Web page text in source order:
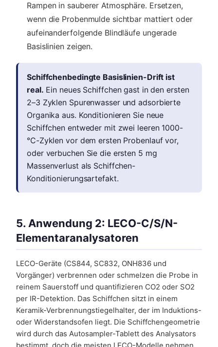
Rampen in sauberer Atmosphäre. Ersetzen,
wenn die Probenmulde sichtbar mattiert oder
aufeinanderfolgende Blindläufe ungerade
Basislinien zeigen.
Schiffchenbedingte Basislinien-Drift ist
real. Ein neues Schiffchen gast in den ersten
2–3 Zyklen Spurenwasser und adsorbierte
Organika aus. Konditionieren Sie neue
Schiffchen entweder mit zwei leeren 1000-
°C-Zyklen vor dem ersten Probenlauf vor,
oder verbuchen Sie die ersten 5 mg
Massenverlust als Schiffchen-
Konditionierungsartefakt.
5. Anwendung 2: LECO-C/S/N-
Elementaranalysatoren
LECO-Geräte (CS844, SC832, ONH836 und
Vorgänger) verbrennen oder schmelzen die Probe in
reinem Sauerstoff und quantifizieren CO2 oder SO2
per IR-Detektion. Das Schiffchen sitzt in einem
Keramik-Verbrennungstiegelhalter, der im Induktions-
oder Widerstandsofen liegt. Die Schiffchengeometrie
wird durch das Autosampler-Tablett des Analysators